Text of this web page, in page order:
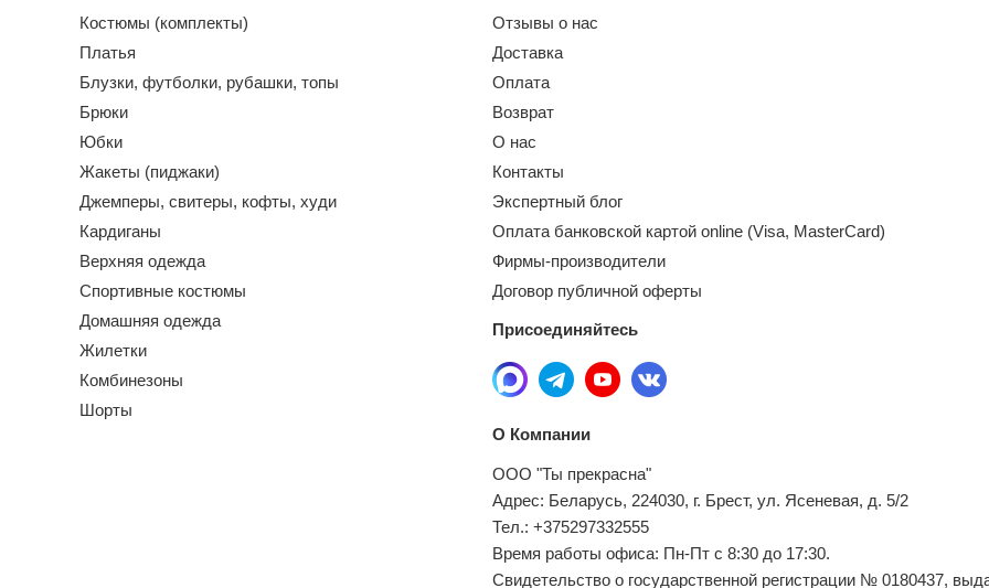
Костюмы (комплекты)
Платья
Блузки, футболки, рубашки, топы
Брюки
Юбки
Жакеты (пиджаки)
Джемперы, свитеры, кофты, худи
Кардиганы
Верхняя одежда
Спортивные костюмы
Домашняя одежда
Жилетки
Комбинезоны
Шорты
Отзывы о нас
Доставка
Оплата
Возврат
О нас
Контакты
Экспертный блог
Оплата банковской картой online (Visa, MasterCard)
Фирмы-производители
Договор публичной оферты
Присоединяйтесь
О Компании
ООО "Ты прекрасна"
Адрес: Беларусь, 224030, г. Брест, ул. Ясеневая, д. 5/2
Тел.: +375297332555
Время работы офиса: Пн-Пт с 8:30 до 17:30.
Свидетельство о государственной регистрации № 0180437,